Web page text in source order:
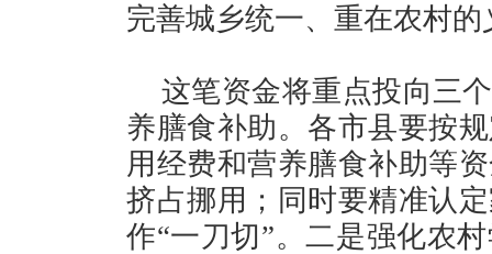
完善城乡统一、重在农村
这笔资金将重点投向三
养膳食补助。各市县要按
用经费和营养膳食补助等
挤占挪用；同时要精准认
作“一刀切”。二是强化农